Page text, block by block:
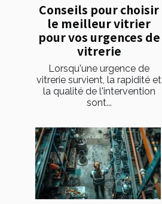
Conseils pour choisir
le meilleur vitrier
pour vos urgences de
vitrerie
Lorsqu'une urgence de
vitrerie survient, la rapidité et
la qualité de l'intervention
sont...